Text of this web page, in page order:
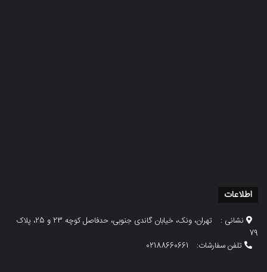
اطلاعات
نشانی :
تهران، ونک، خیابان گاندی جنوبی، حدفاصل کوچه 23 و 25، پلاک
79
تلفن سفارشات:
02188660661